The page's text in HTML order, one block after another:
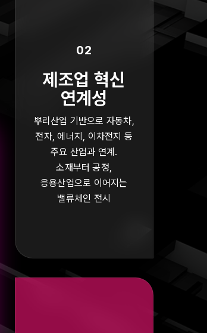
02
제조업 혁신
연계성
뿌리산업 기반으로 자동차,
전자, 에너지, 이차전지 등
주요 산업과 연계.
소재부터 공정,
응용산업으로 이어지는
밸류체인 전시